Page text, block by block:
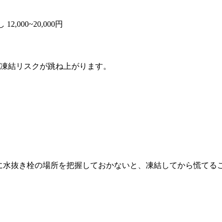
12,000~20,000円
結リスクが跳ね上がります。
水抜き栓の場所を把握しておかないと、凍結してから慌てる